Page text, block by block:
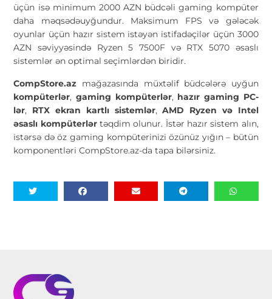
üçün isə minimum 2000 AZN büdcəli gaming kompüter
daha məqsədəuyğundur. Maksimum FPS və gələcək
oyunlar üçün hazır sistem istəyən istifadəçilər üçün 3000
AZN səviyyəsində Ryzen 5 7500F və RTX 5070 əsaslı
sistemlər ən optimal seçimlərdən biridir.
CompStore.az mağazasında müxtəlif büdcələrə uyğun
kompüterlər,gaming kompüterlər, hazır gaming PC-
lər, RTX ekran kartlı sistemlər,AMD Ryzen və Intel
əsaslı kompüterlərtəqdim olunur. İstər hazır sistem alın,
istərsə də öz gaming kompüterinizi özünüz yığın – bütün
komponentləri CompStore.az-da tapa bilərsiniz.